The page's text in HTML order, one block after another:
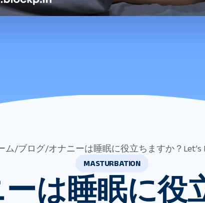
ム/ブログ/オナニーは睡眠に役立ちますか？Let’s
MASTURBATION
は睡眠に役